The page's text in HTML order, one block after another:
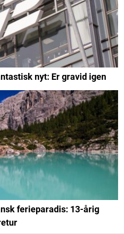
nyt: Er gravid igen
ferieparadis: 13-årig